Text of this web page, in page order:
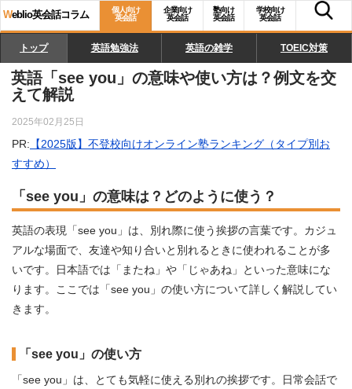
Weblio英会話コラム
個人向け
英会話
企業向け
英会話
塾向け
英会話
学校向け
英会話
トップ 英語勉強法 英語の雑学 TOEIC対策
英語「see you」の意味や使い方は？例文を交
えて解説
2025年02月25日
PR: 【2025版】不登校向けオンライン塾ランキング（タイプ別お
すすめ）
「see you」の意味は？どのように使う？
英語の表現「see you」は、別れ際に使う挨拶の言葉です。カジュ
アルな場面で、友達や知り合いと別れるときに使われることが多
いです。日本語では「またね」や「じゃあね」といった意味にな
ります。ここでは「see you」の使い方について詳しく解説してい
きます。
「see you」の使い方
「see you」は、とても気軽に使える別れの挨拶です。日常会話で